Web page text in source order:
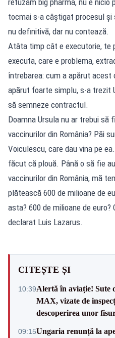
tocmai s-a câștigat procesul
nu definitivă, dar nu contează.
Atâta timp cât e executorie, te
executa, care e problema,
întrebarea: cum a apărut
apărut foarte simplu, s-a trezit
să semneze contractul.
Doamna Ursula nu ar trebui să
vaccinurilor din România? Păi
Voiculescu, care dau vina pe
făcut că plouă. Până o să fie
vaccinurilor din România, mă
plătească 600 de milioane de
asta? 600 de milioane de euro?
declarat Luis Lazarus.
CITEȘTE ȘI
10:39Alertă în aviație! Sute
MAX, vizate de
descoperirea unor
09:15Ungaria renunță la